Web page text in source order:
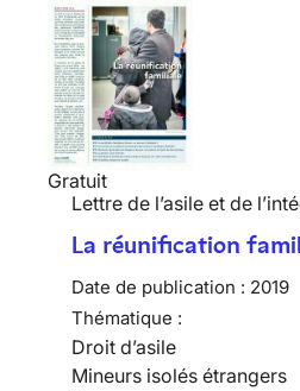
Gratuit
Lettre de l’asile et de
La réunification
Date de publication : 2019
Thématique :
Droit d’asile
Mineurs isolés étrangers